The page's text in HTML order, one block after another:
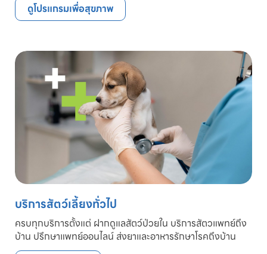
ดูโปรแกรมเพื่อสุขภาพ
บริการสัตว์เลี้ยงทั่วไป
ครบทุกบริการตั้งแต่ ฝากดูแลสัตว์ป่วยใน บริการสัตวแพทย์ถึง
บ้าน ปรึกษาแพทย์ออนไลน์ ส่งยาและอาหารรักษาโรคถึงบ้าน